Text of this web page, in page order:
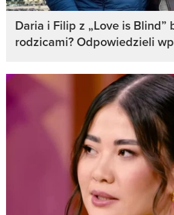
Daria i Filip z „Love is Blind”
rodzicami? Odpowiedzieli